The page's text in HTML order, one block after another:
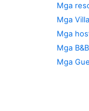
Mga
Mga Villa
Mga
Mga B&B
Mga